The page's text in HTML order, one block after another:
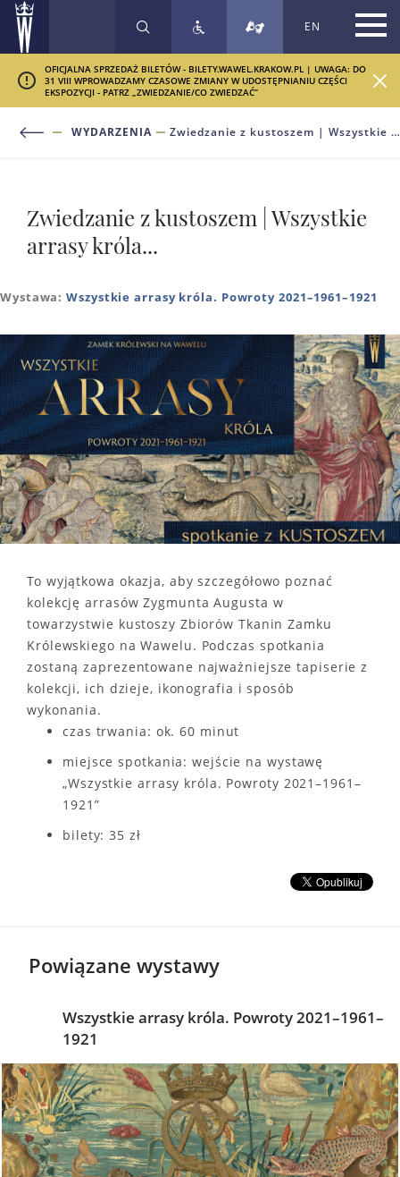
SZUKAJ EN
OFICJALNA SPRZEDAŻ BILETÓW - BILETY.WAWEL.KRAKOW.PL | UWAGA: DO
31 VIII WPROWADZAMY CZASOWE ZMIANY W UDOSTĘPNIANIU CZĘŚCI
EKSPOZYCJI - PATRZ „ZWIEDZANIE/CO ZWIEDZAĆ”
WYDARZENIA Zwiedzanie z kustoszem | Wszystkie arrasy króla...
Zwiedzanie z kustoszem | Wszystkie
arrasy króla...
Wystawa:Wszystkie arrasy króla. Powroty 2021–1961–1921
To wyjątkowa okazja, aby szczegółowo poznać
kolekcję arrasów Zygmunta Augusta w
towarzystwie kustoszy Zbiorów Tkanin Zamku
Królewskiego na Wawelu. Podczas spotkania
zostaną zaprezentowane najważniejsze tapiserie z
kolekcji, ich dzieje, ikonografia i sposób
wykonania.
czas trwania: ok. 60 minut
miejsce spotkania: wejście na wystawę
„Wszystkie arrasy króla. Powroty 2021–1961–
1921”
bilety: 35 zł
Powiązane wystawy
Wszystkie arrasy króla. Powroty 2021–1961–
1921